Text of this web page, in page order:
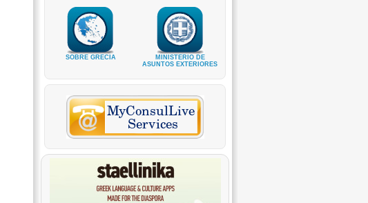
SOBRE GRECIA
MINISTERIO DE
ASUNTOS EXTERIORES